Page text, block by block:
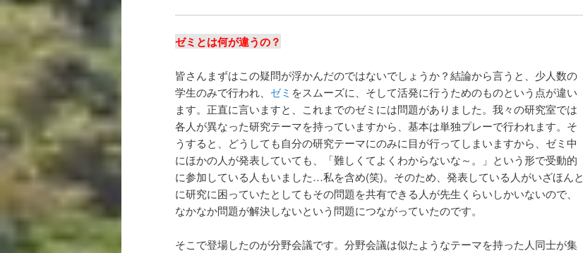
ゼミとは何が違うの？
皆さんまずはこの疑問が浮かんだのではないでしょうか？結論から言うと、少人数の
学生のみで行われ、 ゼミ をスムーズに、そして活発に行うためのものという点が違い
ます。正直に言いますと、これまでのゼミには問題がありました。我々の研究室では
各人が異なった研究テーマを持っていますから、基本は単独プレーで行われます。そ
うすると、どうしても自分の研究テーマにのみに目が行ってしまいますから、ゼミ中
にほかの人が発表していても、「難しくてよくわからないな～。」という形で受動的
に参加している人もいました…私を含め(笑)。そのため、発表している人がいざほんと
に研究に困っていたとしてもその問題を共有できる人が先生くらいしかいないので、
なかなか問題が解決しないという問題につながっていたのです。
そこで登場したのが分野会議です。分野会議は似たようなテーマを持った人同士が集